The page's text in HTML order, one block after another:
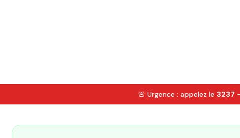
🚨 Urgence : appelez le 3237